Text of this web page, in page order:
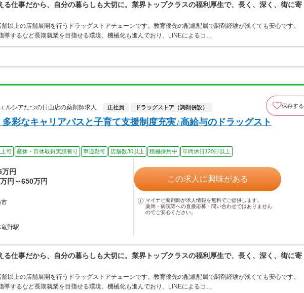
る仕事だから、自分の暮らしも大切に。業界トップクラスの福利厚生で、長く、深く、街に寄
以上の店舗展開を行うドラッグストアチェーンです。教育優先の配慮配属で調剤経験が浅くても安心です。
導するなど長期就業を目指せる環境。機械化も進んでおり、LINEによるコ…
ルシアたつの日山店の薬剤師求人
正社員 ドラッグストア（調剤併設） 保存する
多彩なキャリアパスと子育て支援制度充実♪高給与のドラッグスト
可 産休・育休取得実績有り 車通勤可 店舗数30以上 積極採用中 年間休日120日以上
万円
円～650万円
竜野駅
この求人に興味がある
マイナビ薬剤師が求人情報を無料でご提供します。
薬局・病院等への直接応募・問い合わせではありません
のでご安心ください。
る仕事だから、自分の暮らしも大切に。業界トップクラスの福利厚生で、長く、深く、街に寄
以上の店舗展開を行うドラッグストアチェーンです。教育優先の配慮配属で調剤経験が浅くても安心です。
導するなど長期就業を目指せる環境。機械化も進んでおり、LINEによるコ…